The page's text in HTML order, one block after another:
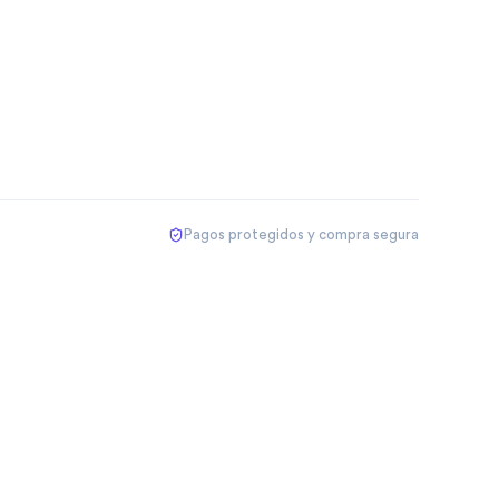
Pagos protegidos y compra segura